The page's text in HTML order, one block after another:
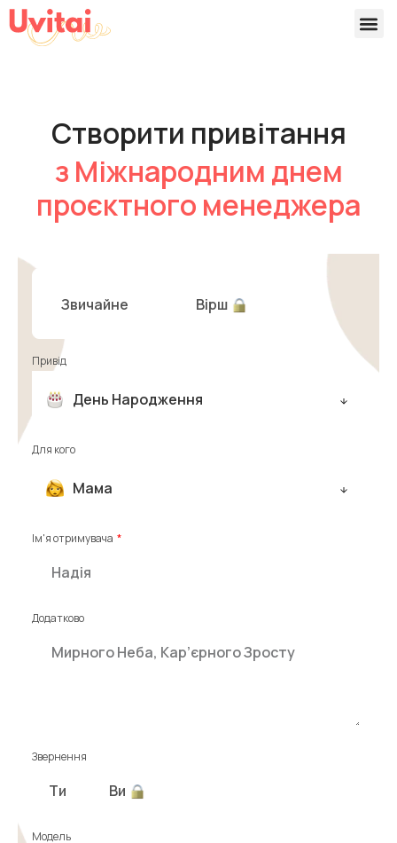
Створити привітання
з Міжнародним днем
проєктного менеджера
Звичайне Вірш
Привід
День Народження
Для кого
Мама
Ім'я отримувача
Додатково
Звернення
Ти Ви
Модель